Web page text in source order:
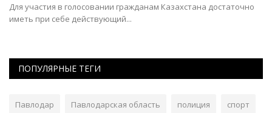
Для участия в голосовании гражданам Казахстана достаточно
иметь при себе действующий...
ПОПУЛЯРНЫЕ ТЕГИ
Павлодар Павлодарская область полиция спорт